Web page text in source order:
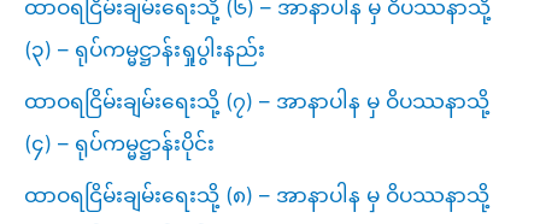
ထာဝရငြိမ်းချမ်းရေးသို့ (၆) – အာနာပါန မှ ဝိပဿနာသို့
(၃) – ရုပ်ကမ္မဋ္ဌာန်းရှုပွါးနည်း
ထာဝရငြိမ်းချမ်းရေးသို့ (၇) – အာနာပါန မှ ဝိပဿနာသို့
(၄) – ရုပ်ကမ္မဋ္ဌာန်းပိုင်း
ထာဝရငြိမ်းချမ်းရေးသို့ (၈) – အာနာပါန မှ ဝိပဿနာသို့